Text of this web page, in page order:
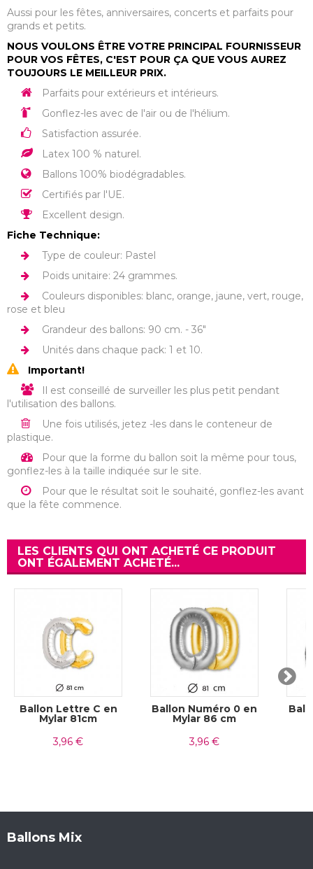
Aussi pour les fêtes, anniversaires, concerts et parfaits pour
grands et petits.
NOUS VOULONS ÊTRE VOTRE PRINCIPAL FOURNISSEUR
POUR VOS FÊTES, C'EST POUR ÇA QUE VOUS AUREZ
TOUJOURS LE MEILLEUR PRIX.
Parfaits pour extérieurs et intérieurs.
Gonflez-les avec de l'air ou de l'hélium.
Satisfaction assurée.
Latex 100 % naturel.
Ballons 100% biodégradables.
Certifiés par l'UE.
Excellent design.
Fiche Technique:
Type de couleur: Pastel
Poids unitaire: 24 grammes.
Couleurs disponibles: blanc, orange, jaune, vert, rouge,
rose et bleu
Grandeur des ballons: 90 cm. - 36"
Unités dans chaque pack: 1 et 10.
Important!
Il est conseillé de surveiller les plus petit pendant
l'utilisation des ballons.
Une fois utilisés, jetez -les dans le conteneur de
plastique.
Pour que la forme du ballon soit la même pour tous,
gonflez-les à la taille indiquée sur le site.
Pour que le résultat soit le souhaité, gonflez-les avant
que la fête commence.
LES CLIENTS QUI ONT ACHETÉ CE PRODUIT
ONT ÉGALEMENT ACHETÉ...
Ballon Lettre C en
Mylar 81cm
3,96 €
Ballon Numéro 0 en
Mylar 86 cm
3,96 €
Ballons Mix